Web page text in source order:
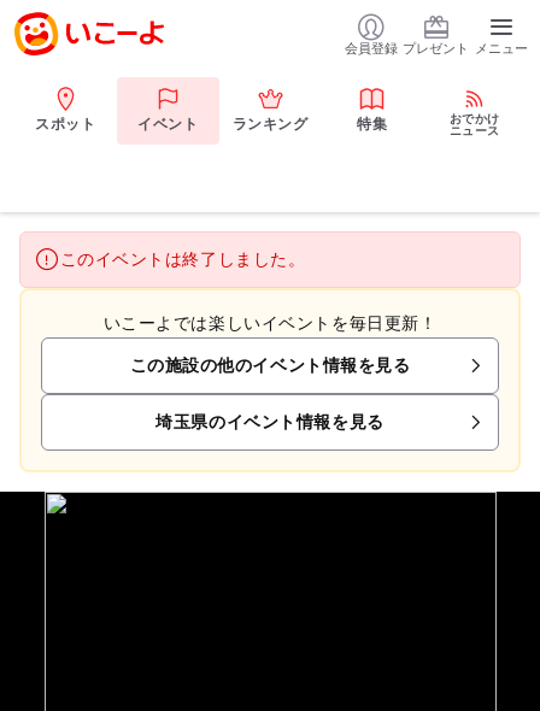
会員登録 プレゼント メニュー
スポット イベント ランキング 特集
おでかけ
ニュース
このイベントは終了しました。
いこーよでは楽しいイベントを毎日更新！
この施設の他のイベント情報を見る
埼玉県のイベント情報を見る